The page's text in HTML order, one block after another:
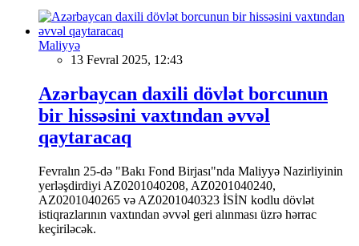
Maliyyə
13 Fevral 2025, 12:43
Azərbaycan daxili dövlət borcunun
bir hissəsini vaxtından əvvəl
qaytaracaq
Fevralın 25-də "Bakı Fond Birjası"nda Maliyyə Nazirliyinin
yerləşdirdiyi AZ0201040208, AZ0201040240,
AZ0201040265 və AZ0201040323 İSİN kodlu dövlət
istiqrazlarının vaxtından əvvəl geri alınması üzrə hərrac
keçiriləcək.